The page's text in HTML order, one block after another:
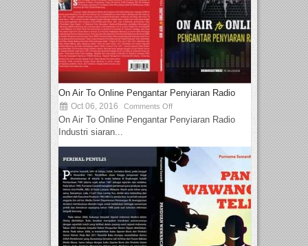
On Air To Online Pengantar Penyiaran Radio
Oct 06, 2016 Comments Off
On Air To Online Pengantar Penyiaran Radio
Industri siaran...